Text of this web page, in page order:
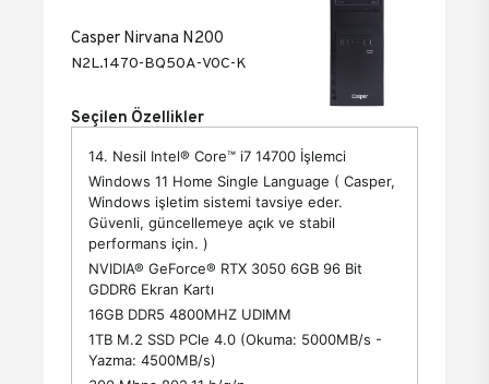
Casper Nirvana N200
N2L.1470-BQ50A-V0C-K
Seçilen Özellikler
14. Nesil Intel® Core™ i7 14700 İşlemci
Windows 11 Home Single Language ( Casper,
Windows işletim sistemi tavsiye eder.
Güvenli, güncellemeye açık ve stabil
performans için. )
NVIDIA® GeForce® RTX 3050 6GB 96 Bit
GDDR6 Ekran Kartı
16GB DDR5 4800MHZ UDIMM
1TB M.2 SSD PCle 4.0 (Okuma: 5000MB/s -
Yazma: 4500MB/s)